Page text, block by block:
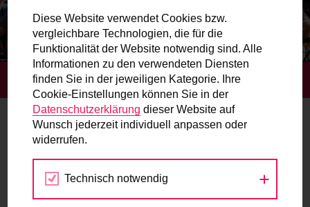
Radweg-Projektkarte
Routenplaner
Mit dem Fahrrad in Wien unterwegs? Hier finden Sie die
beste Route.
Wunschbox
Sie haben ein Anliegen zum Radverkehr? Schreiben Sie
STARTSEITE TERMINE
Parade
Aug Sep
Diese Website verwendet Cookies bzw.
vergleichbare Technologien, die für die
Funktionalität der Website notwendig sind. Alle
Informationen zu den verwendeten Diensten
finden Sie in der jeweiligen Kategorie. Ihre
Cookie-Einstellungen können Sie in der
Datenschutzerklärung dieser Website auf
Wunsch jederzeit individuell anpassen oder
widerrufen.
Technisch notwendig